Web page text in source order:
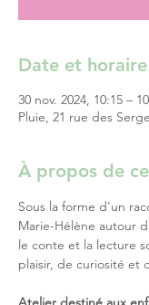
Date et horaire
30 nov. 2024, 10:15 –
Pluie, 21 rue des
À propos de
Sous la forme d'un
Marie-Hélène autour
le conte et la lecture
plaisir, de curiosité et